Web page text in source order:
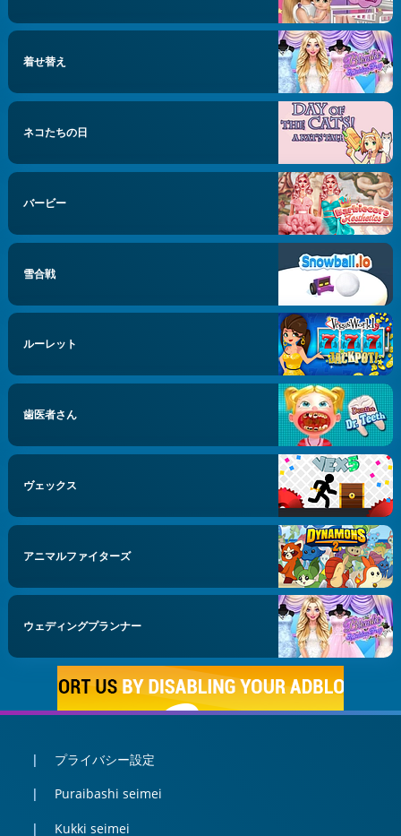
着せ替え
ネコたちの日
バービー
雪合戦
ルーレット
歯医者さん
ヴェックス
アニマルファイターズ
ウェディングプランナー
プライバシー設定
Puraibashi seimei
Kukki seimei